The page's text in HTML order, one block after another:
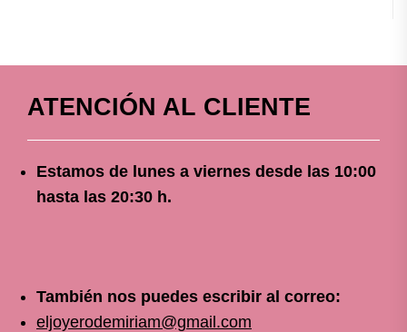
ATENCIÓN AL CLIENTE
Estamos de lunes a viernes desde las 10:00
hasta las 20:30 h.
También nos puedes escribir al correo:
eljoyerodemiriam@gmail.com